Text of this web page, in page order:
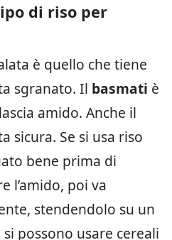
di riso per
è quello che tiene
sgranato. Il basmati è
amido. Anche il
sicura. Se si usa riso
bene prima di
l’amido, poi va
stendendolo su un
possono usare cereali